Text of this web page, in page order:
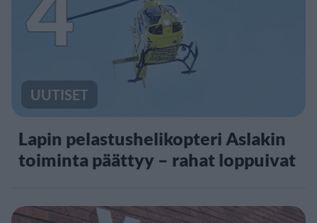
UUTISET
Lapin pelastushelikopteri Aslakin
toiminta päättyy – rahat loppuivat